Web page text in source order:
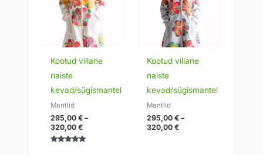
Kootud villane
naiste
kevad/sügismantel
Mantlid
295,00€ –
320,00€
Kootud villane
naiste
kevad/sügismantel
Mantlid
295,00€ –
320,00€